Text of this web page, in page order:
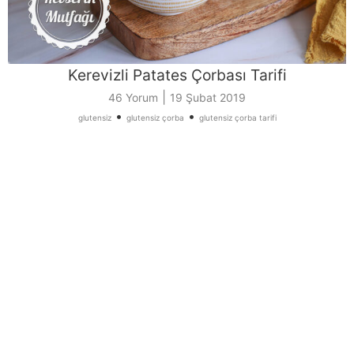
Kerevizli Patates Çorbası Tarifi
46 Yorum 19 Şubat 2019
glutensiz• glutensiz çorba • glutensiz çorba tarifi